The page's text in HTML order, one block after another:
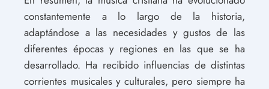
constantemente a lo largo de la historia,
adaptándose a las necesidades y gustos de las
diferentes épocas y regiones en las que se ha
desarrollado. Ha recibido influencias de distintas
corrientes musicales y culturales, pero siempre ha